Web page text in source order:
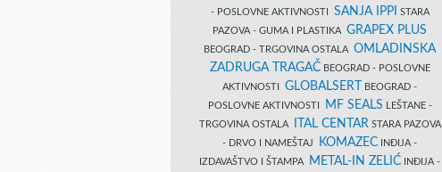
- POSLOVNE AKTIVNOSTI SANJA IPPI
STARA
PAZOVA - GUMA I PLASTIKA GRAPEX PLUS
BEOGRAD - TRGOVINA OSTALA OMLADINSKA
ZADRUGA TRAGAČBEOGRAD - POSLOVNE
AKTIVNOSTI GLOBALSERT
BEOGRAD -
POSLOVNE AKTIVNOSTI
MF SEALS LEŠTANE -
TRGOVINA OSTALA
ITAL CENTAR STARA PAZOVA
- DRVO I NAMEŠTAJ
KOMAZEC INĐIJA -
IZDAVAŠTVO I ŠTAMPA
METAL-IN ZELIĆ INĐIJA -